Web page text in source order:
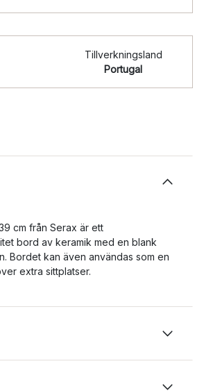
Tillverkningsland
Portugal
cm från Serax är ett
bord av keramik med en blank
Bordet kan även användas som en
extra sittplatser.